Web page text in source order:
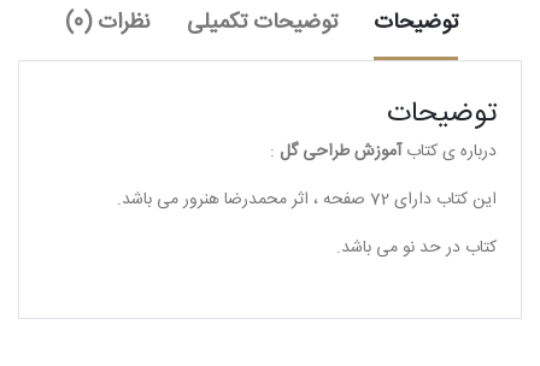
توضیحات توضیحات تکمیلی نظرات (0)
توضیحات
درباره ی کتابآموزش طراحی گل :
این کتاب دارای 72 صفحه ، اثر محمدرضا هنرور می باشد.
کتاب در حد نو می باشد.